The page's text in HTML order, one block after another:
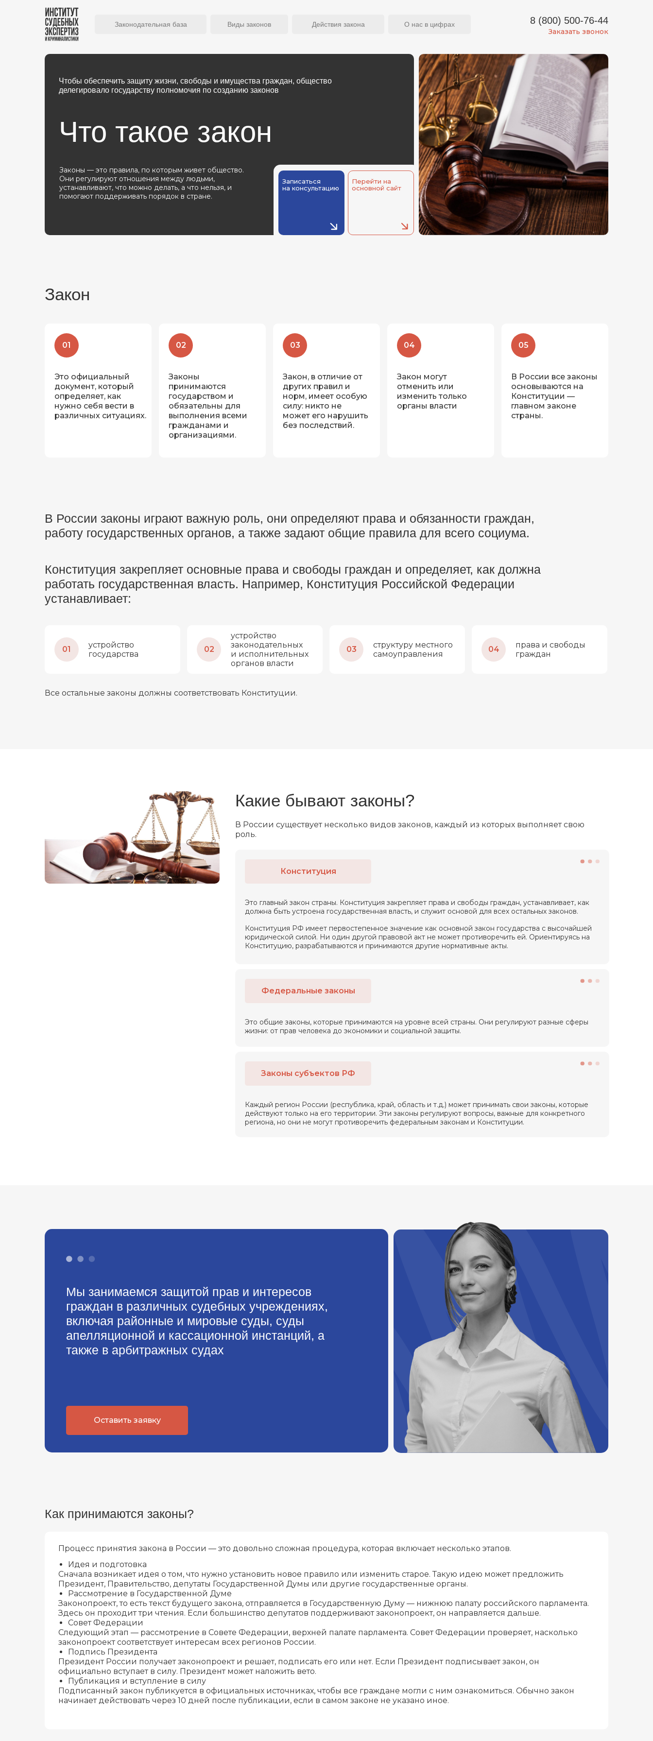
Государственные
Законодательная база Виды законов Действия закона О нас в цифрах
Чтобы обеспечить защиту жизни, свободы и имущества граждан, общество
делегировало государству полномочия по созданию законов
8 (800) 500-76-44
Заказать звонок
Что такое закон
Законы — это правила, по которым живет общество.
Они регулируют отношения между людьми,
устанавливают, что можно делать, а что нельзя, и
помогают поддерживать порядок в стране.
Записаться
на консультацию
Перейти на
основной сайт
Закон
01
Это официальный
документ, который
определяет, как
нужно себя вести в
различных ситуациях.
02
Законы
принимаются
государством и
обязательны для
выполнения всеми
гражданами и
организациями.
03
Закон, в отличие от
других правил и
норм, имеет особую
силу: никто не
может его нарушить
без последствий.
04
Закон могут
отменить или
изменить только
органы власти
05
В России все законы
основываются на
Конституции —
главном законе
страны.
В России законы играют важную роль, они определяют права и обязанности граждан,
работу государственных органов, а также задают общие правила для всего социума.
Конституция закрепляет основные права и свободы граждан и определяет, как должна
работать государственная власть. Например, Конституция Российской Федерации
устанавливает:
01
устройство
государства
02
устройство
законодательных
и исполнительных
органов власти
03
структуру местного
самоуправления
04
права и свободы
граждан
Все остальные законы должны соответствовать Конституции.
Какие бывают законы?
В России существует несколько видов законов, каждый из которых выполняет свою
роль.
Конституция
Федеральные законы
Это общие законы, которые принимаются на уровне всей страны. Они регулируют разные сферы
жизни: от прав человека до экономики и социальной защиты.
Это главный закон страны. Конституция закрепляет права и свободы граждан, устанавливает, как
должна быть устроена государственная власть, и служит основой для всех остальных законов.
Конституция РФ имеет первостепенное значение как основной закон государства с высочайшей
юридической силой. Ни один другой правовой акт не может противоречить ей. Ориентируясь на
Конституцию, разрабатываются и принимаются другие нормативные акты.
Законы субъектов РФ
Каждый регион России (республика, край, область и т.д.) может принимать свои законы, которые
действуют только на его территории. Эти законы регулируют вопросы, важные для конкретного
региона, но они не могут противоречить федеральным законам и Конституции.
Мы занимаемся защитой прав и интересов
граждан в различных судебных учреждениях,
включая районные и мировые суды, суды
апелляционной и кассационной инстанций, а
также в арбитражных судах
Оставить заявку
Как принимаются законы?
Процесс принятия закона в России — это довольно сложная процедура, которая включает несколько этапов.
Идея и подготовка
Сначала возникает идея о том, что нужно установить новое правило или изменить старое. Такую идею может предложить
Президент, Правительство, депутаты Государственной Думы или другие государственные органы.
Рассмотрение в Государственной Думе
Законопроект, то есть текст будущего закона, отправляется в Государственную Думу — нижнюю палату российского парламента.
Здесь он проходит три чтения. Если большинство депутатов поддерживают законопроект, он направляется дальше.
Совет Федерации
Следующий этап — рассмотрение в Совете Федерации, верхней палате парламента. Совет Федерации проверяет, насколько
законопроект соответствует интересам всех регионов России.
Подпись Президента
Президент России получает законопроект и решает, подписать его или нет. Если Президент подписывает закон, он
официально вступает в силу. Президент может наложить вето.
Публикация и вступление в силу
Подписанный закон публикуется в официальных источниках, чтобы все граждане могли с ним ознакомиться. Обычно закон
начинает действовать через 10 дней после публикации, если в самом законе не указано иное.